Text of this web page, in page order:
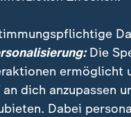
Experten-
an
im Fokus.
Die
ermöglicht
an dich anzupassen
Dabei